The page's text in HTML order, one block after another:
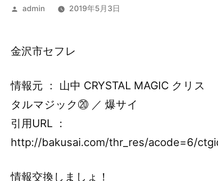
投
admin 2019年5月3日
金沢市セフレ
情報元 ： 山中 CRYSTAL MAGIC クリス
タルマジック⑳ ／ 爆サイ
引用URL ：
http://bakusai.com/thr_res/acode=6/
情報交換しましょ！